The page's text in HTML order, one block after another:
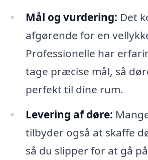
Mål og vurdering: Det
afgørende for en
Professionelle har
tage præcise mål, så
perfekt til dine rum.
Levering af døre:
tilbyder også at skaffe
så du slipper for at gå